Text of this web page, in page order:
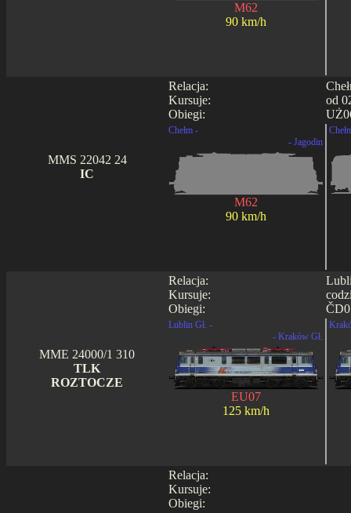
M62
90 km/h
Relacja:
Kursuje:
Obiegi:
od
MMS 22042 24
IC
Chełm -
- Jagodin
M62
90 km/h
Relacja:
Kursuje:
Obiegi:
MME 24000/1 310
TLK
ROZTOCZE
Lublin Gł. -
- Kraków Gł.
EU07
125 km/h
Relacja:
Kursuje:
Obiegi: